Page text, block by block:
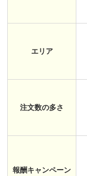
エリア
注文数の多さ
報酬キャンペーン